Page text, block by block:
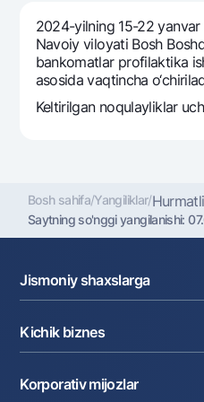
Hamma uchun USD
Talab qilib olinguncha
UzCard/HUMO
Visa
Visa FIFA
Mastercard
Eskrou hisobvarag‘i
Tariflar
Aksiyalar
Ko'p beriladigan
Qidirish
Matbuot markazi
2024-yilning 15-22 yanvar
Navoiy viloyati Bosh
bankomatlar profilaktika
asosida vaqtincha
Keltirilgan noqulayliklar
Bosh sahifa/Yangiliklar/
Saytning so'nggi yangilanishi:
Jismoniy shaxslarga
Omonatlar
Kartalar
Pul oʻtkazmalari
Valyutalar kursi
Kichik biznes
Kreditlar
Korporativ mijozlar